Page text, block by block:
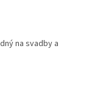
na svadby a